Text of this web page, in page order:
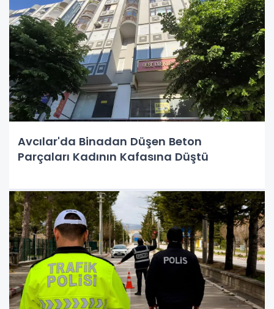
Avcılar'da Binadan Düşen Beton
Parçaları Kadının Kafasına Düştü